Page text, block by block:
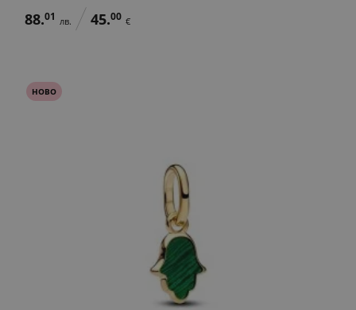
88.01 лв. 45.00 €
НОВО